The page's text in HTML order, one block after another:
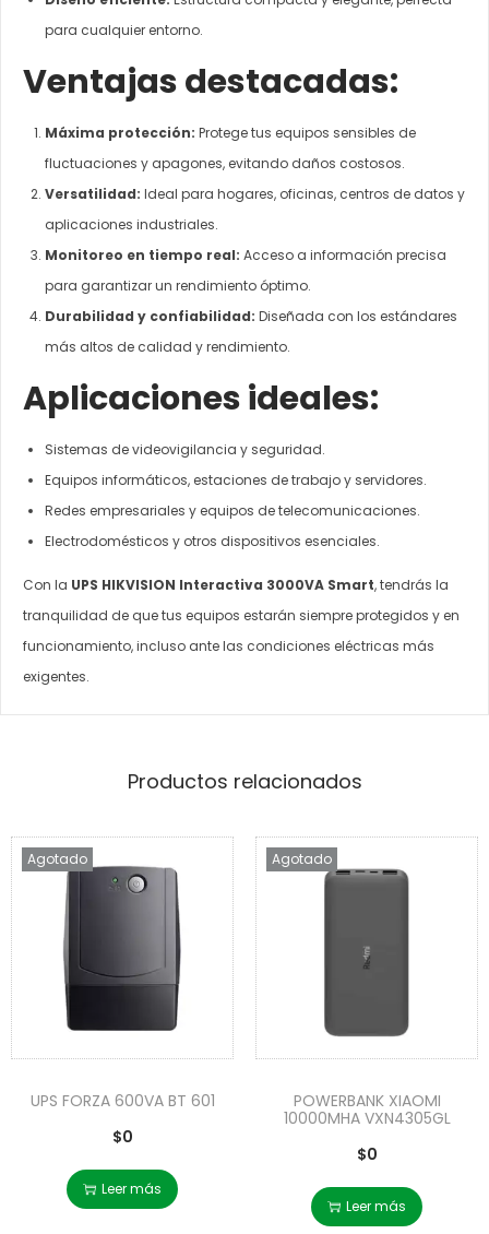
para cualquier entorno.
Ventajas destacadas:
Máxima protección: Protege tus equipos sensibles de
fluctuaciones y apagones, evitando daños costosos.
Versatilidad: Ideal para hogares, oficinas, centros de datos y
aplicaciones industriales.
Monitoreo en tiempo real: Acceso a información precisa
para garantizar un rendimiento óptimo.
Durabilidad y confiabilidad: Diseñada con los estándares
más altos de calidad y rendimiento.
Aplicaciones ideales:
Sistemas de videovigilancia y seguridad.
Equipos informáticos, estaciones de trabajo y servidores.
Redes empresariales y equipos de telecomunicaciones.
Electrodomésticos y otros dispositivos esenciales.
Con la UPS HIKVISION Interactiva 3000VA Smart, tendrás la
tranquilidad de que tus equipos estarán siempre protegidos y en
funcionamiento, incluso ante las condiciones eléctricas más
exigentes.
Productos relacionados
Agotado
UPS FORZA 600VA BT 601
$0
Leer más
Agotado
POWERBANK XIAOMI
10000MHA VXN4305GL
$0
Leer más